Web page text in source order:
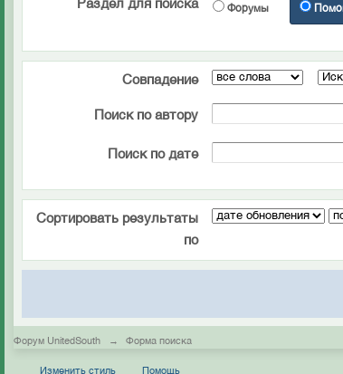
Раздел для поиска Форумы
Совпадение
Поиск по автору
Поиск по дате
Сортировать результаты
по
Форум UnitedSouth → Форма поиска
Изменить стиль Помощь